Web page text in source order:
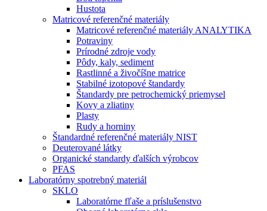
Hustota
Matricové referenčné materiály
Matricové referenčné materiály ANALYTIKA
Potraviny
Prírodné zdroje vody
Pôdy, kaly, sediment
Rastlinné a živočíšne matrice
Stabilné izotopové štandardy
Štandardy pre petrochemický priemysel
Kovy a zliatiny
Plasty
Rudy a horniny
Štandardné referenčné materiály NIST
Deuterované látky
Organické standardy ďalších výrobcov
PFAS
Laboratórny spotrebný materiál
SKLO
Laboratórne fľaše a príslušenstvo